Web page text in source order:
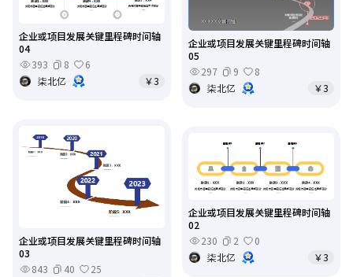
企业或项目发展关键里程碑时间轴
05
297
9
8
柒北亿
￥3
企业或项目发展关键里程碑时间轴
04
393
8
6
柒北亿
￥3
企业或项目发展关键里程碑时间轴
03
843
40
25
企业或项目发展关键里程碑时间轴
02
230
2
0
柒北亿
￥3